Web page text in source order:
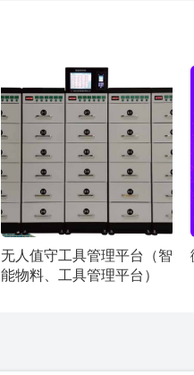
无人值守工具管理平台（智
能物料、工具管理平台）